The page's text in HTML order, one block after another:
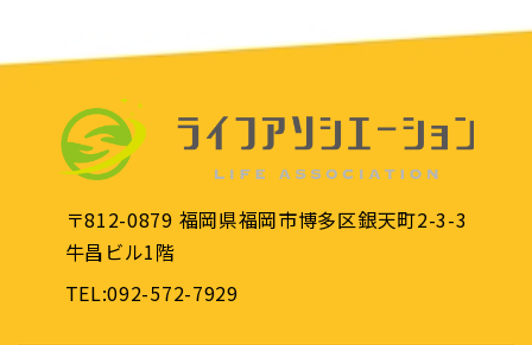
〒812-0879 福岡県福岡市博多区銀天町2-3-3
牛昌ビル1階
TEL:092-572-7929